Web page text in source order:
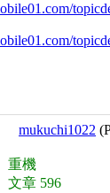
mukuchi1022
重機
文章 596